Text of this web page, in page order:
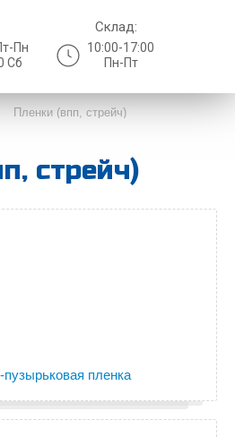
Пн
Сб
Склад:
10:00-17:00
Пн-Пт
Пленки (впп, стрейч)
стрейч)
пленка